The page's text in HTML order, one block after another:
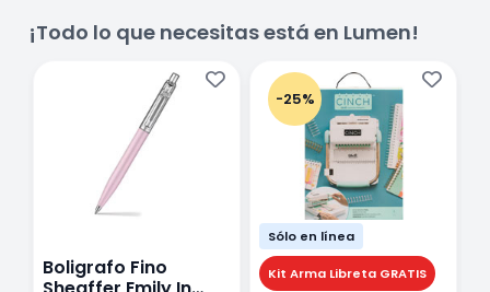
¡Todo lo que necesitas está en Lumen!
Boligrafo Fino
-25%
Sólo en línea
Kit Arma Libreta GRATIS